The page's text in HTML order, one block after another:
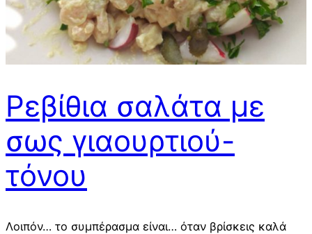
Ρεβίθια σαλάτα με
σως γιαουρτιού-
τόνου
Λοιπόν… το συμπέρασμα είναι… όταν βρίσκεις καλά